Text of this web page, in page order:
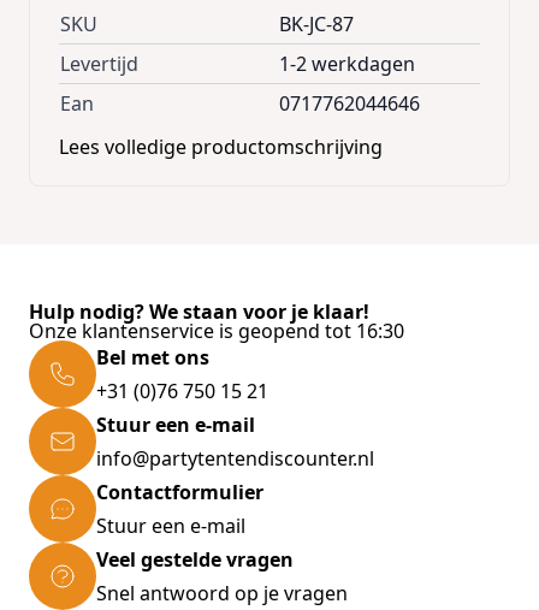
SKU
BK-JC-87
Levertijd
1-2 werkdagen
Ean
0717762044646
Lees volledige productomschrijving
Hulp nodig? We staan voor je klaar!
Onze klantenservice is geopend tot 16:30
Bel met ons
+31 (0)76 750 15 21
Stuur een e-mail
info@partytentendiscounter.nl
Contactformulier
Stuur een e-mail
Veel gestelde vragen
Snel antwoord op je vragen